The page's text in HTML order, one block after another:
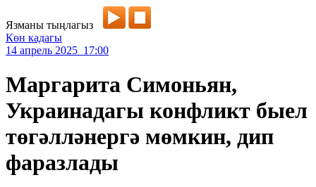
Язманы тыңлагыз
Көн кадагы
14 апрель 2025 17:00
Маргарита Симоньян,
Украинадагы конфликт быел
төгәлләнергә мөмкин, дип
фаразлады